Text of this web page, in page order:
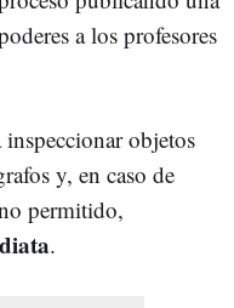
a los profesores
objetos
y, en caso de
permitido,
.